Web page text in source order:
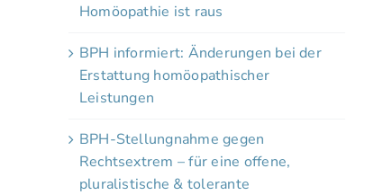
Homöopathie ist raus
BPH informiert: Änderungen bei der
Erstattung homöopathischer
Leistungen
BPH-Stellungnahme gegen
Rechtsextrem – für eine offene,
pluralistische & tolerante